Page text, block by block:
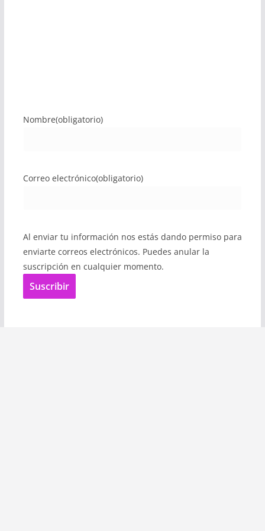
Nombre(obligatorio)
Correo electrónico(obligatorio)
Al enviar tu información nos estás dando permiso para
enviarte correos electrónicos. Puedes anular la
suscripción en cualquier momento.
Suscribir